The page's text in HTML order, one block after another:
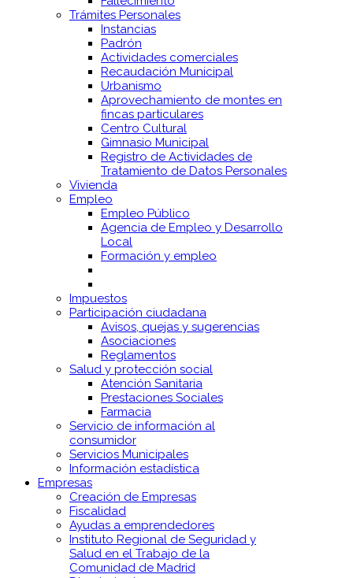
Trámites Personales
Instancias
Padrón
Actividades comerciales
Recaudación Municipal
Urbanismo
Aprovechamiento de montes en
fincas particulares
Centro Cultural
Gimnasio Municipal
Registro de Actividades de
Tratamiento de Datos Personales
Vivienda
Empleo
Empleo Público
Agencia de Empleo y Desarrollo
Local
Formación y empleo
Impuestos
Participación ciudadana
Avisos, quejas y sugerencias
Asociaciones
Reglamentos
Salud y protección social
Atención Sanitaria
Prestaciones Sociales
Farmacia
Servicio de información al
consumidor
Servicios Municipales
Información estadística
Empresas
Creación de Empresas
Fiscalidad
Ayudas a emprendedores
Instituto Regional de Seguridad y
Salud en el Trabajo de la
Comunidad de Madrid